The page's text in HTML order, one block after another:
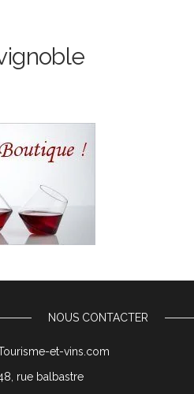
NOUS CONTACTER
et-vins.com
rue balbastre